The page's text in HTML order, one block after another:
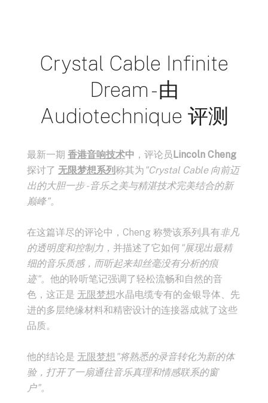
Crystal Cable Infinite
Dream - 由
Audiotechnique 评测
最新一期 香港音响技术中 ，评论员 Lincoln Cheng
探讨了 无限梦想系列称其为 "Crystal Cable 向前迈
出的大胆一步 - 音乐之美与精湛技术完美结合的新
巅峰"。
在这篇详尽的评论中，Cheng 称赞该系列具有非凡
的透明度和控制力 ，并描述了它如何"展现出最精
细的音乐质感，而听起来却丝毫没有分析的痕
迹"。 他的聆听笔记强调了轻松流畅和自然的音
色，这正是 无限梦想水晶电缆专有的金银导体、先
进的多层绝缘材料和精密设计的连接器成就了这些
品质。
他的结论是 无限梦想 "将熟悉的录音转化为新的体
验，打开了一扇通往音乐真理和情感联系的窗
户"。